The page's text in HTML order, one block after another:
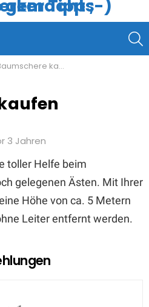
kaufen
3 Jahren
toller Helfe beim
gelegenen Ästen. Mit Ihrer
Höhe von ca. 5 Metern
Leiter entfernt werden.